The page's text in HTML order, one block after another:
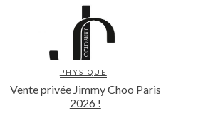
PHYSIQUE
Vente privée Jimmy Choo Paris
2026 !